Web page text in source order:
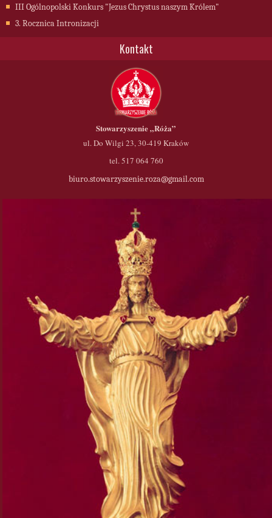
III Ogólnopolski Konkurs "Jezus Chrystus naszym Królem"
3. Rocznica Intronizacji
Kontakt
Stowarzyszenie„Róża”
ul. Do Wilgi 23, 30-419 Kraków
tel. 517 064 760
biuro.stowarzyszenie.roza@gmail.com